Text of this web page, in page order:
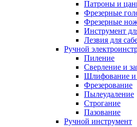
Патроны и
Фрезерные
Фрезерные
Инструмент
Лезвия для
Ручной
Пиление
Сверление и
Шлифование и
Фрезерование
Пылеудаление
Строгание
Пазование
Ручной инструмент